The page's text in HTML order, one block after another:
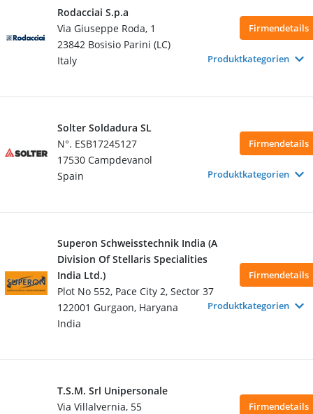
Rodacciai S.p.a
Via Giuseppe Roda, 1
23842 Bosisio Parini (LC)
Italy
Firmendetails
Produktkategorien
Solter Soldadura SL
N°. ESB17245127
17530 Campdevanol
Spain
Firmendetails
Produktkategorien
Superon Schweisstechnik India (A
Division Of Stellaris Specialities
India Ltd.)
Plot No 552, Pace City 2, Sector 37
122001 Gurgaon, Haryana
India
Firmendetails
Produktkategorien
T.S.M. Srl Unipersonale
Via Villalvernia, 55
Firmendetails